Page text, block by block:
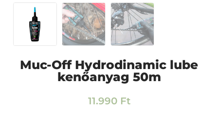
Muc-Off Hydrodinamic lube
kenőanyag 50m
11.990 Ft